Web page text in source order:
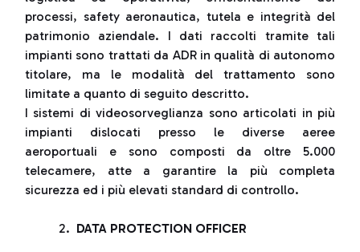
processi, safety aeronautica, tutela e integrità del
patrimonio aziendale. I dati raccolti tramite tali
impianti sono trattati da ADR in qualità di autonomo
titolare, ma le modalità del trattamento sono
limitate a quanto di seguito descritto.
I sistemi di videosorveglianza sono articolati in più
impianti dislocati presso le diverse aeree
aeroportuali e sono composti da oltre 5.000
telecamere, atte a garantire la più completa
sicurezza ed i più elevati standard di controllo.
DATA PROTECTION OFFICER